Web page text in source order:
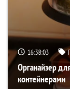
16:38:02
Органайзер
контейнерами